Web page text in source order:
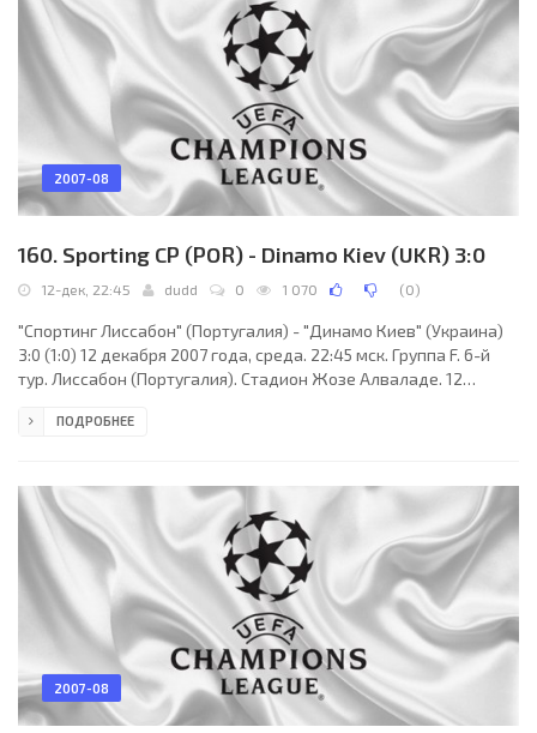
(Исмаил Айссати, 65), Данко Лазович (Жонатан
2007-08
160. Sporting CP (POR) - Dinamo Kiev (UKR) 3:0
12-дек, 22:45 dudd 0 1 070 (0)
"Спортинг Лиссабон" (Португалия) - "Динамо Киев" (Украина)
3:0 (1:0) 12 декабря 2007 года, среда. 22:45 мск. Группа F. 6-й
тур. Лиссабон (Португалия). Стадион Жозе Алваладе. 12
Стюарт Дугал (Глазго, Шотландия), Френсис Эндрюс, Джеймс
Полга, Эберсон Фуртадо Ронни (Мигел Велозу, 61), Тонел,
Фернанду Абел, Адриен Силва, Марат Измайлов,
ПОДРОБНЕЕ
2007-08